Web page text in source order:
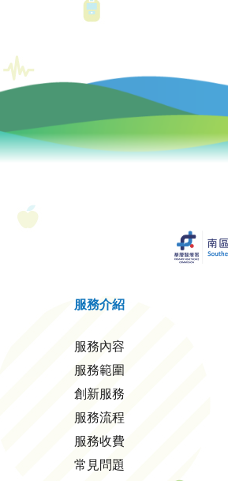
服務介紹
服務內容
服務範圍
創新服務
服務流程
服務收費
常見問題